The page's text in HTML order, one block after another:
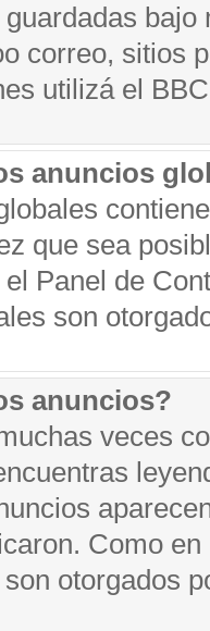
correo, sitios
utilizá el
anuncios
que sea
Panel de
son
anuncios?
veces
Como
otorgados